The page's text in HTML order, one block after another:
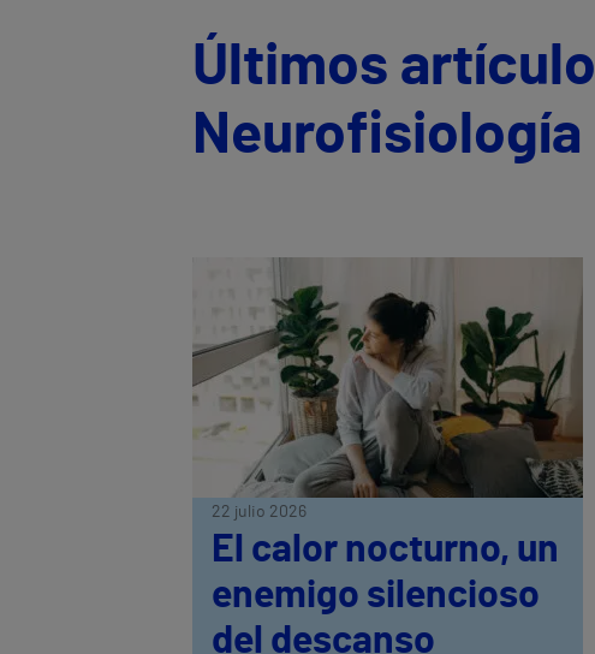
Últimos
Neurofisiología
22 julio 2026
El calor nocturno, un
enemigo silencioso
del descanso